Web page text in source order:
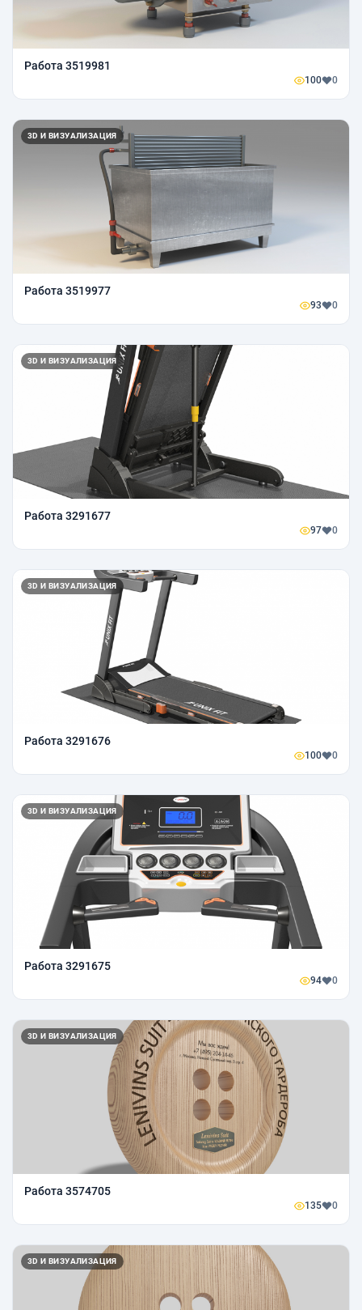
Работа 3519981
100 0
3D И ВИЗУАЛИЗАЦИЯ
Работа 3519977
93 0
3D И ВИЗУАЛИЗАЦИЯ
Работа 3291677
97 0
3D И ВИЗУАЛИЗАЦИЯ
Работа 3291676
100 0
3D И ВИЗУАЛИЗАЦИЯ
Работа 3291675
94 0
3D И ВИЗУАЛИЗАЦИЯ
Работа 3574705
135 0
3D И ВИЗУАЛИЗАЦИЯ